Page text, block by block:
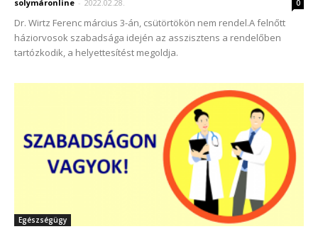
solymáronline - 2022.02.28. 0
Dr. Wirtz Ferenc március 3-án, csütörtökön nem rendel.A felnőtt
háziorvosok szabadsága idején az asszisztens a rendelőben
tartózkodik, a helyettesítést megoldja.
Egészségügy